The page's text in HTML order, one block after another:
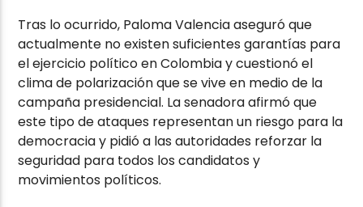
Tras lo ocurrido, Paloma Valencia aseguró que
actualmente no existen suficientes garantías para
el ejercicio político en Colombia y cuestionó el
clima de polarización que se vive en medio de la
campaña presidencial. La senadora afirmó que
este tipo de ataques representan un riesgo para la
democracia y pidió a las autoridades reforzar la
seguridad para todos los candidatos y
movimientos políticos.